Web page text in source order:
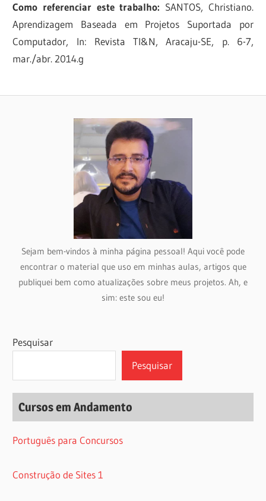
Como referenciar este trabalho: SANTOS, Christiano.
Aprendizagem Baseada em Projetos Suportada por
Computador, In: Revista TI&N, Aracaju-SE, p. 6-7,
mar./abr. 2014.g
Sejam bem-vindos à minha página pessoal! Aqui você pode
encontrar o material que uso em minhas aulas, artigos que
publiquei bem como atualizações sobre meus projetos. Ah, e
sim: este sou eu!
Pesquisar
Pesquisar
Cursos em Andamento
Português para Concursos
Construção de Sites 1